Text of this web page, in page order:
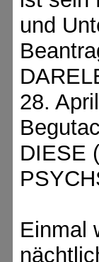
und
28.
DIESE
Einmal